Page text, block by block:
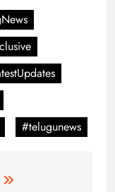
#telugunews